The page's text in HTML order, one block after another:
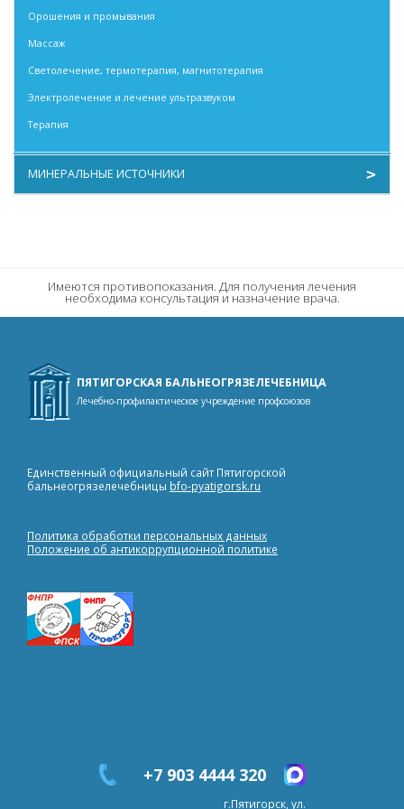
Орошения и промывания
Массаж
Светолечение, термотерапия, магнитотерапия
Электролечение и лечение ультразвуком
Терапия
МИНЕРАЛЬНЫЕ ИСТОЧНИКИ
Имеются противопоказания. Для получения лечения
необходима консультация и назначение врача.
ПЯТИГОРСКАЯ БАЛЬНЕОГРЯЗЕЛЕЧЕБНИЦА
Лечебно-профилактическое учреждение профсоюзов
Единственный официальный сайт Пятигорской
бальнеогрязелечебницы bfo-pyatigorsk.ru
Политика обработки персональных данных
Положение об антикоррупционной политике
+7 903 4444 320
г.Пятигорск, ул.